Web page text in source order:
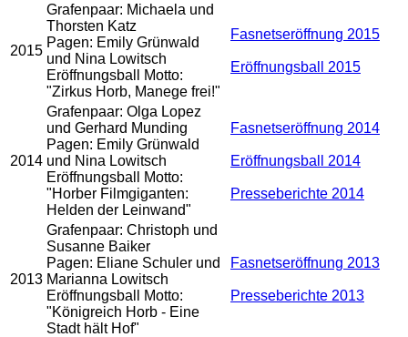
2015
Grafenpaar: Michaela und
Thorsten Katz
Pagen: Emily Grünwald
und Nina Lowitsch
Eröffnungsball Motto:
"Zirkus Horb, Manege frei!"
Fasnetseröffnung 2015
Eröffnungsball 2015
2014
Grafenpaar: Olga Lopez
und Gerhard Munding
Pagen: Emily Grünwald
und Nina Lowitsch
Eröffnungsball Motto:
"Horber Filmgiganten:
Helden der Leinwand"
Fasnetseröffnung 2014
Eröffnungsball 2014
Presseberichte 2014
2013
Grafenpaar: Christoph und
Susanne Baiker
Pagen: Eliane Schuler und
Marianna Lowitsch
Eröffnungsball Motto:
"Königreich Horb - Eine
Stadt hält Hof"
Fasnetseröffnung 2013
Presseberichte 2013